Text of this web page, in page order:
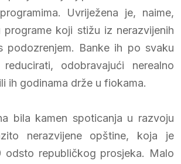
Uvriježena je, naime,
koji stižu iz nerazvijenih
podozrenjem. Banke ih po svaku
odobravajući nerealno
ih godinama drže u fiokama.
bila kamen spoticanja u razvoju
nerazvijene opštine, koja je
odsto republičkog prosjeka. Malo